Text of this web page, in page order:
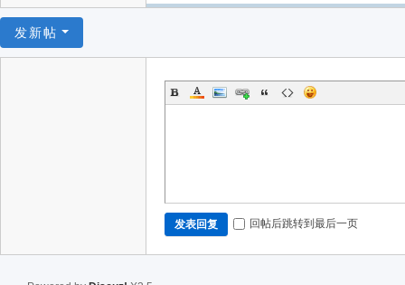
发新帖
发表回复 回帖后跳转到最后一页